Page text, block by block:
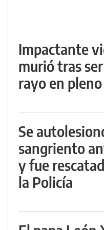
Impactante
murió tras
rayo en
Se
sangriento
y fue
la Policía